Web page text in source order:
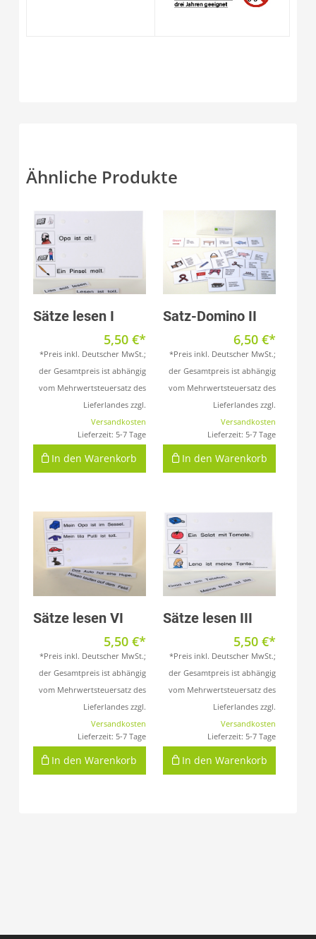
Ähnliche Produkte
Produkt anzeigen
Sätze lesen I
In den Warenkorb
5,50 €
*Preis inkl. Deutscher MwSt.;
der Gesamtpreis ist abhängig
vom Mehrwertsteuersatz des
Lieferlandes zzgl.
Versandkosten
Lieferzeit: 5-7 Tage
Produkt anzeigen
Satz-Domino II
In den Warenkorb
6,50 €
*Preis inkl. Deutscher MwSt.;
der Gesamtpreis ist abhängig
vom Mehrwertsteuersatz des
Lieferlandes zzgl.
Versandkosten
Lieferzeit: 5-7 Tage
Produkt anzeigen
Sätze lesen VI
In den Warenkorb
5,50 €
*Preis inkl. Deutscher MwSt.;
der Gesamtpreis ist abhängig
vom Mehrwertsteuersatz des
Lieferlandes zzgl.
Versandkosten
Lieferzeit: 5-7 Tage
Produkt anzeigen
Sätze lesen III
In den Warenkorb
5,50 €
*Preis inkl. Deutscher MwSt.;
der Gesamtpreis ist abhängig
vom Mehrwertsteuersatz des
Lieferlandes zzgl.
Versandkosten
Lieferzeit: 5-7 Tage